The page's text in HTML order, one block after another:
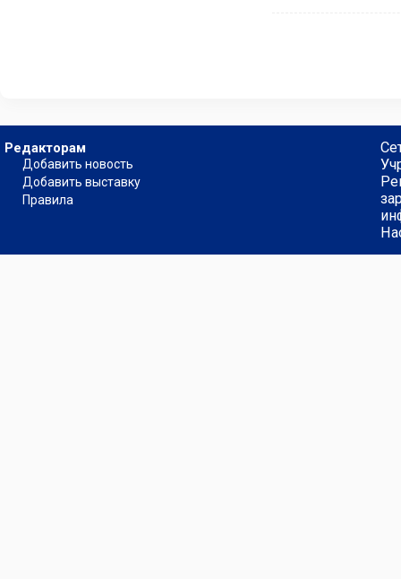
Редакторам
Добавить новость
Добавить выставку
Правила